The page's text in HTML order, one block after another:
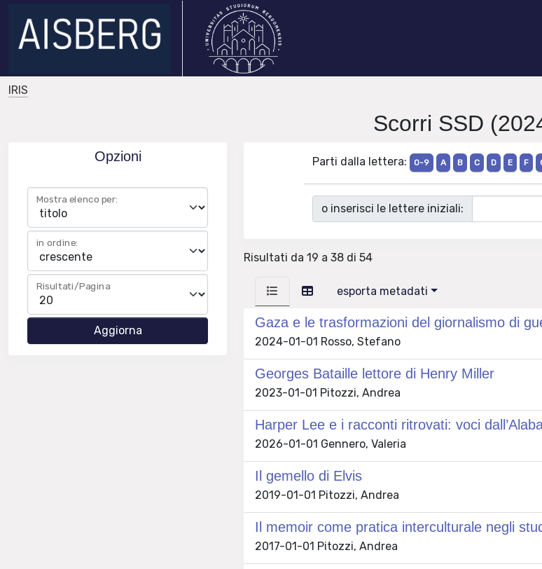
IRIS
Scorri SSD
Opzioni
Mostra elenco per:
in ordine:
Risultati/Pagina
Parti dalla lettera: 0-9 A B C D E F
o inserisci le lettere iniziali:
Risultati da 19 a 38 di 54
esporta metadati
Gaza e le trasformazioni del giornalismo di
2024-01-01 Rosso, Stefano
Georges Bataille lettore di Henry Miller
2023-01-01 Pitozzi, Andrea
Harper Lee e i racconti ritrovati: voci
2026-01-01 Gennero, Valeria
Il gemello di Elvis
2019-01-01 Pitozzi, Andrea
Il memoir come pratica interculturale negli
2017-01-01 Pitozzi, Andrea